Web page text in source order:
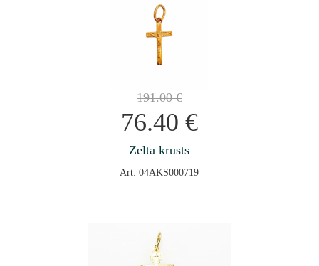
191.00€
76.40 €
Zelta krusts
Art: 04AKS000719